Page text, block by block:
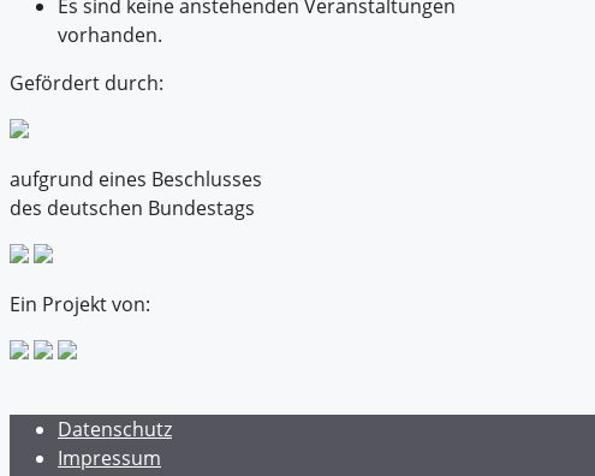
Es sind keine anstehenden Veranstaltungen
vorhanden.
Gefördert durch:
aufgrund eines Beschlusses
des deutschen Bundestags
Ein Projekt von:
Datenschutz
Impressum